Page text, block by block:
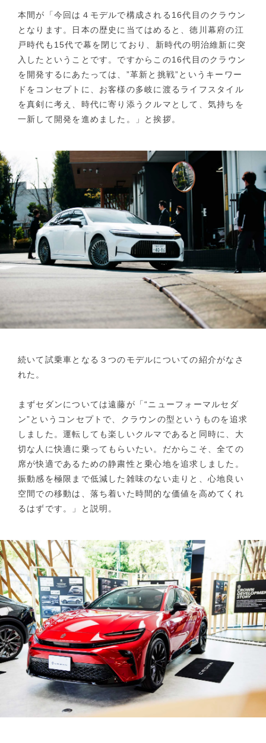
本間が「今回は４モデルで構成される16代目のクラウン
となります。日本の歴史に当てはめると、徳川幕府の江
戸時代も15代で幕を閉じており、新時代の明治維新に突
入したということです。ですからこの16代目のクラウン
を開発するにあたっては、”革新と挑戦”というキーワー
ドをコンセプトに、お客様の多岐に渡るライフスタイル
を真剣に考え、時代に寄り添うクルマとして、気持ちを
一新して開発を進めました。」と挨拶。
続いて試乗車となる３つのモデルについての紹介がなさ
れた。
まずセダンについては遠藤が「“ニューフォーマルセダ
ン”というコンセプトで、クラウンの型というものを追求
しました。運転しても楽しいクルマであると同時に、大
切な人に快適に乗ってもらいたい。だからこそ、全ての
席が快適であるための静粛性と乗心地を追求しました。
振動感を極限まで低減した雑味のない走りと、心地良い
空間での移動は、落ち着いた時間的な価値を高めてくれ
るはずです。」と説明。